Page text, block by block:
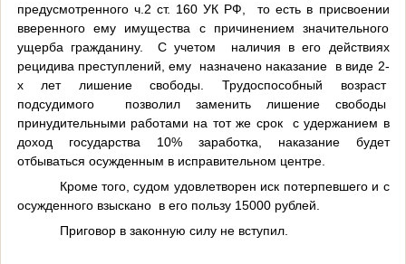
предусмотренного ч.2 ст. 160 УК РФ, то есть в присвоении
вверенного ему имущества с причинением значительного
ущерба гражданину. С учетом наличия в его действиях
рецидива преступлений, ему назначено наказание в виде 2-
х лет лишение свободы. Трудоспособный возраст
подсудимого позволил заменить лишение свободы
принудительными работами на тот же срок с удержанием в
доход государства 10% заработка, наказание будет
отбываться осужденным в исправительном центре.
Кроме того, судом удовлетворен иск потерпевшего и с
осужденного взыскано в его пользу 15000 рублей.
Приговор в законную силу не вступил.